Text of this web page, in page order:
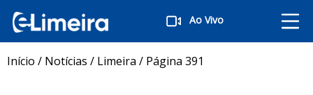
Ao Vivo
Início / Notícias / Limeira / Página 391